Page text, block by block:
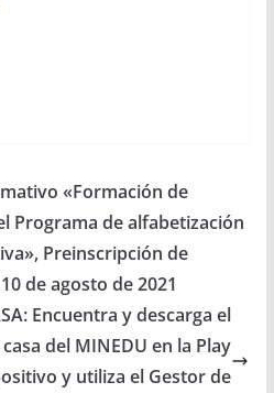
«Formación de
Programa de alfabetización
Preinscripción de
de agosto de 2021
Encuentra y descarga el
del MINEDU en la Play
y utiliza el Gestor de